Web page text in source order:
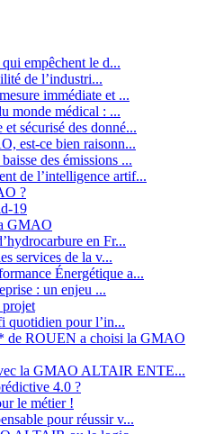
empêchent le d...
de l’industri...
immédiate et ...
monde médical : ...
sécurisé des donné...
est-ce bien raisonn...
des émissions ...
de l’intelligence artif...
?
19
GMAO
en Fr...
services de la v...
Énergétique a...
: un enjeu ...
quotidien pour l’in...
ROUEN a choisi la GMAO
la GMAO ALTAIR ENTE...
4.0 ?
le métier !
pour réussir v...